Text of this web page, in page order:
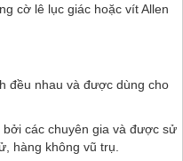
cờ lê lục giác hoặc vít Allen
đều nhau và được dùng cho
các chuyên gia và được sử
hàng không vũ trụ.